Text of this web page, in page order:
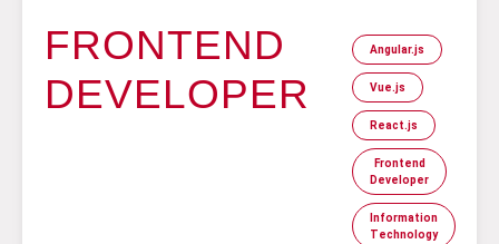
FRONTEND
DEVELOPER
Angular.js
Vue.js
React.js
Frontend
Developer
Information
Technology